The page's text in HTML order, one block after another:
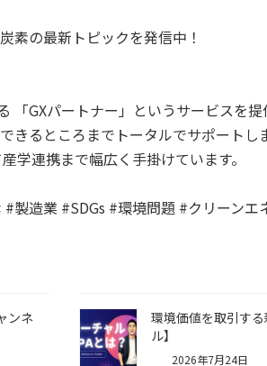
素の最新トピックを発信中！
GXパートナー」というサービスを提
るところまでトータルでサポートし
学連携まで幅広く手掛けています。
造業 #SDGs #環境問題 #クリーン
ンネ
環境価値を取引す
ル】
2026年7月24日